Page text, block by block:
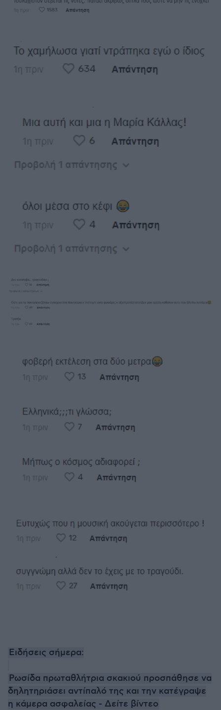
Ειδήσεις σήμερα:
Ρωσίδα πρωταθλήτρια σκακιού προσπάθησε να
δηλητηριάσει αντίπαλό της και την κατέγραψε
η κάμερα ασφαλείας - Δείτε βίντεο